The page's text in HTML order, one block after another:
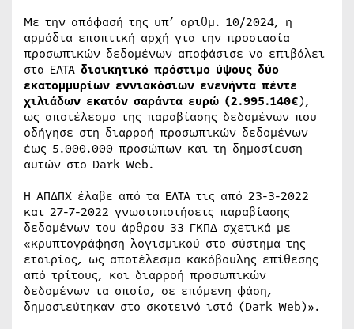
Με την απόφασή της υπ’ αριθμ. 10/2024, η
αρμόδια εποπτική αρχή για την προστασία
προσωπικών δεδομένων αποφάσισε να επιβάλει
στα ΕΛΤΑ διοικητικό πρόστιμο ύψους δύο
εκατομμυρίων εννιακόσιων ενενήντα πέντε
χιλιάδων εκατόν σαράντα ευρώ (2.995.140€),
ως αποτέλεσμα της παραβίασης δεδομένων που
οδήγησε στη διαρροή προσωπικών δεδομένων
έως 5.000.000 προσώπων και τη δημοσίευση
αυτών στο Dark Web.
Η ΑΠΔΠΧ έλαβε από τα ΕΛΤΑ τις από 23-3-2022
και 27-7-2022 γνωστοποιήσεις παραβίασης
δεδομένων του άρθρου 33 ΓΚΠΔ σχετικά με
«κρυπτογράφηση λογισμικού στο σύστημα της
εταιρίας, ως αποτέλεσμα κακόβουλης επίθεσης
από τρίτους, και διαρροή προσωπικών
δεδομένων τα οποία, σε επόμενη φάση,
δημοσιεύτηκαν στο σκοτεινό ιστό (Dark Web)».